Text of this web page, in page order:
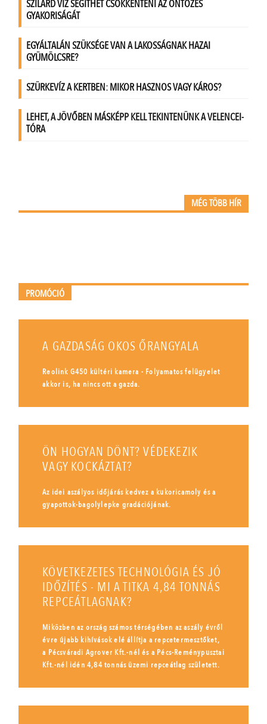
MÉG TÖBB HÍR
PROMÓCIÓ
A GAZDASÁG OKOS ŐRANGYALA
Reolink G450 kültéri kamera - Folyamatos felügyelet
akkor is, ha nincs ott a gazda.
ÖN HOGYAN DÖNT? VÉDEKEZIK
VAGY KOCKÁZTAT?
Az idei aszályos időjárás kedvez a kukoricamoly és a
gyapottok-bagolylepke gradációjának.
KÖVETKEZETES TECHNOLÓGIA ÉS JÓ
IDŐZÍTÉS - MI A TITKA 4,84 TONNÁS
REPCEÁTLAGNAK?
Miközben az ország számos térségében az aszály évről
évre újabb kihívások elé állítja a repcetermesztőket,
a Pécsváradi Agrover Kft.-nél és a Pécs-Reménypusztai
Kft.-nél idén 4,84 tonnás üzemi repceátlag született.